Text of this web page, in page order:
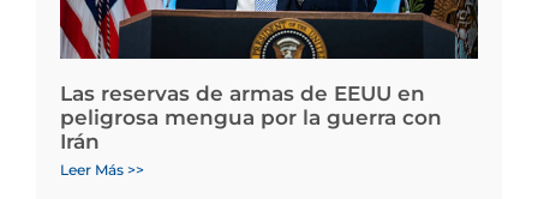
Las reservas de armas de EEUU en
peligrosa mengua por la guerra con
Irán
Leer Más >>